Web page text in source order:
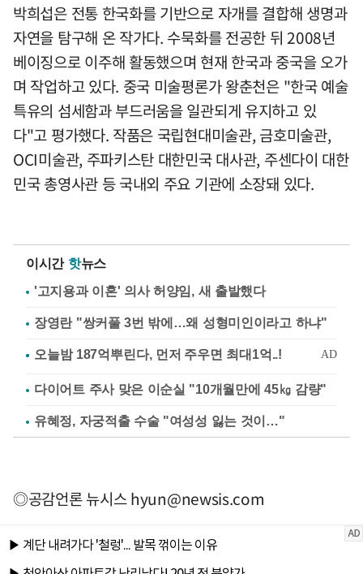
박희섭은 전통 한국화를 기반으로 자개를 결합해 생명과
자연을 탐구해 온 작가다. 수묵화를 전공한 뒤 2008년
베이징으로 이주해 활동했으며 현재 한국과 중국을 오가
며 작업하고 있다. 중국 미술평론가 왕춘천은 "한국 예술
특유의 섬세함과 부드러움을 일관되게 유지하고 있
다"고 평가했다. 작품은 국립현대미술관, 금호미술관,
OCI미술관, 주파키스탄 대한민국 대사관, 주센다이 대한
민국 총영사관 등 국내외 주요 기관에 소장돼 있다.
이시간 핫뉴스
'고지용과 이혼' 의사 허양임, 새 출발했다
장영란 "쌍커풀 3번 밖에…왜 성형미인이라고 하냐"
다이어트 주사 맞은 이순실 "10개월만에 45㎏ 감량"
유혜정, 자궁적출 수술 "여성성 잃는 것이…"
◎공감언론 뉴시스hyun@newsis.com